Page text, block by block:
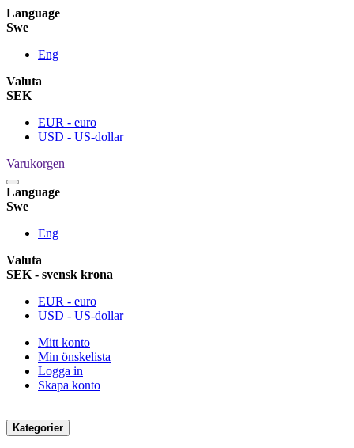
Language
Swe
Eng
Valuta
SEK
EUR - euro
USD - US-dollar
Varukorgen
Language
Swe
Eng
Valuta
SEK - svensk krona
EUR - euro
USD - US-dollar
Mitt konto
Min önskelista
Logga in
Skapa konto
Kategorier